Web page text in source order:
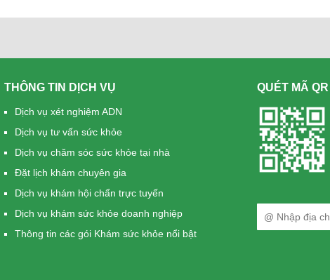
THÔNG TIN DỊCH VỤ
Dịch vụ xét nghiệm ADN
Dịch vụ tư vấn sức khỏe
Dịch vụ chăm sóc sức khỏe tại nhà
Đặt lịch khám chuyên gia
Dịch vụ khám hội chẩn trực tuyến
Dịch vụ khám sức khỏe doanh nghiệp
Thông tin các gói Khám sức khỏe nổi bật
QUÉT MÃ QR